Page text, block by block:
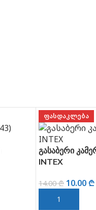
ᲤᲐᲡᲓᲐᲙᲚᲔᲑᲐ
გასაბერი
INTEX
14.00₾ 10.00 ₾
ᲙᲐᲚᲐᲗᲐᲨᲘ